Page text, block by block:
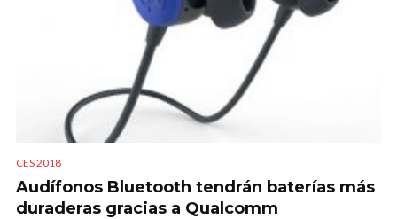
CES 2018
Audífonos Bluetooth tendrán baterías más
duraderas gracias a Qualcomm